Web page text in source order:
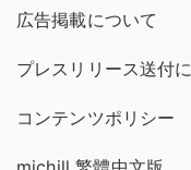
広告掲載について
プレスリリース送付
コンテンツポリシー